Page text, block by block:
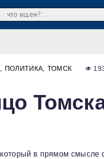
ПОЛИТИКА ТОМСК
в прямом смысле